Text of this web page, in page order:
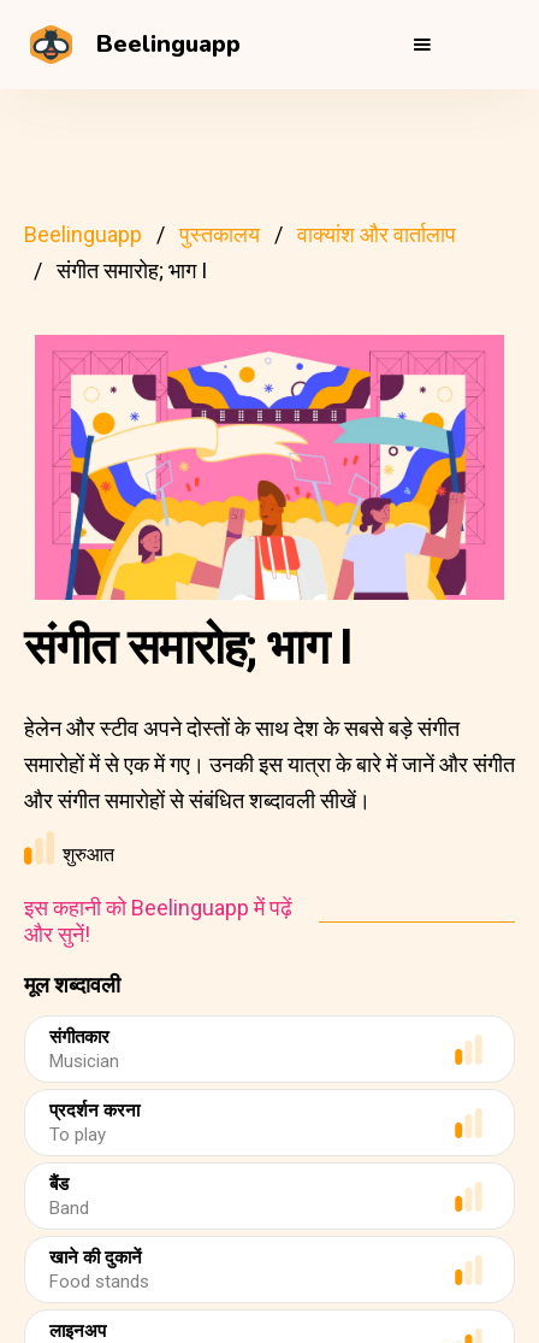
Beelinguapp
Beelinguapp पुस्तकालय
वाक्यांश और वार्तालाप
संगीत समारोह; भाग I
मूल शब्दावली
संगीतकार
Musician
प्रदर्शन करना
To play
बैंड
Band
खाने की दुकानें
Food stands
लाइनअप
संगीत समारोह; भाग I
हेलेन और स्टीव अपने दोस्तों के साथ देश के सबसे बड़े संगीत
समारोहों में से एक में गए। उनकी इस यात्रा के बारे में जानें और संगीत
और संगीत समारोहों से संबंधित शब्दावली सीखें।
शुरुआत
इस कहानी को Beelinguapp में पढ़ें
और सुनें!